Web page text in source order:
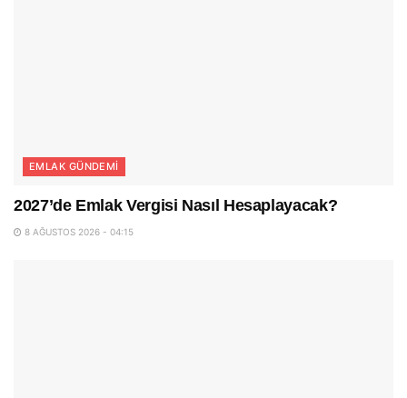
EMLAK GÜNDEMI
2027’de Emlak Vergisi Nasıl Hesaplayacak?
8 AĞUSTOS 2026 - 04:15